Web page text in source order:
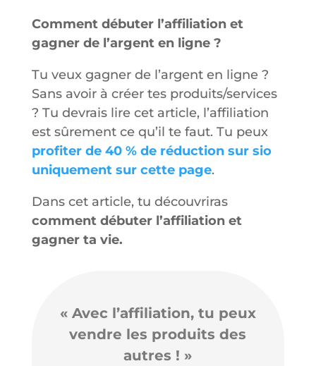
Comment débuter l’affiliation et
gagner de l’argent en ligne ?
Tu veux gagner de l’argent en ligne ?
Sans avoir à créer tes produits/services
? Tu devrais lire cet article, l’affiliation
est sûrement ce qu’il te faut. Tu peux
profiter de 40 % de réduction sur sio
uniquement sur cette page.
Dans cet article, tu découvriras
comment débuter l’affiliation et
gagner ta vie.
« Avec l’affiliation, tu peux
vendre les produits des
autres ! »